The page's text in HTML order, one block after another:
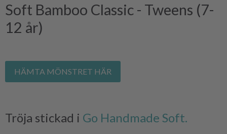
Soft Bamboo Classic - Tweens (7-
12 år)
HÄMTA MÖNSTRET HÄR
Tröja stickad i Go Handmade Soft.